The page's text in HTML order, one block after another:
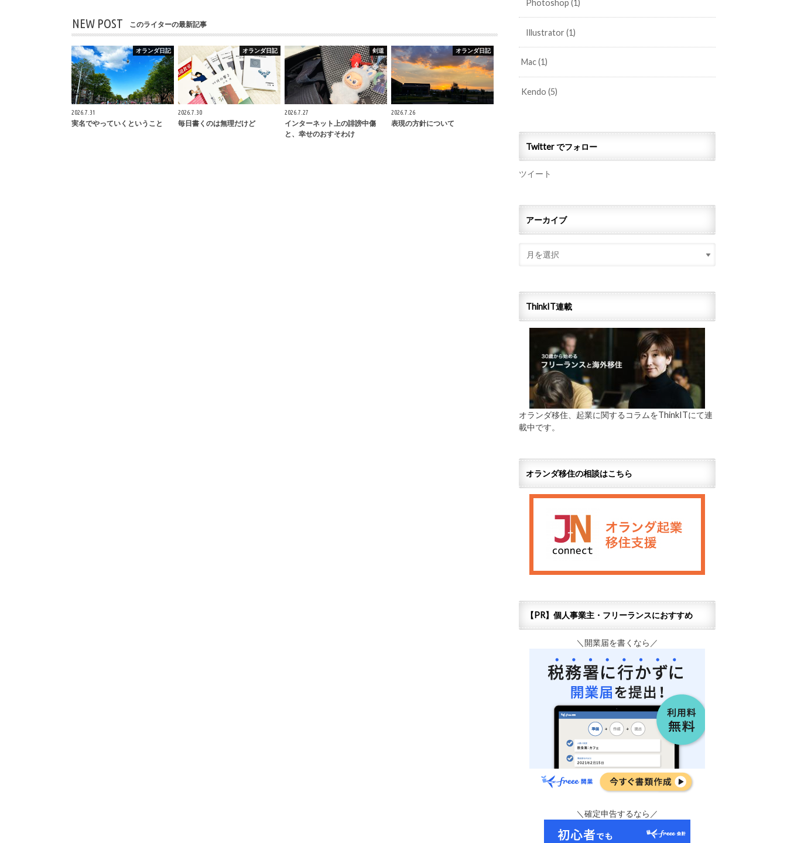
NEW POST このライターの最新記事
オランダ日記
2026.7.31
実名でやっていくということ
オランダ日記
2026.7.30
毎日書くのは無理だけど
剣道
2026.7.27
インターネット上の誹謗中傷
と、幸せのおすそわけ
オランダ日記
2026.7.26
表現の方針について
Photoshop (1)
Illustrator (1)
Mac(1)
Kendo(5)
Twitter でフォロー
ツイート
アーカイブ
ThinkIT連載
オランダ移住、起業に関するコラムをThinkITにて連
載中です。
オランダ移住の相談はこちら
【PR】個人事業主・フリーランスにおすすめ
＼開業届を書くなら／
＼確定申告するなら／